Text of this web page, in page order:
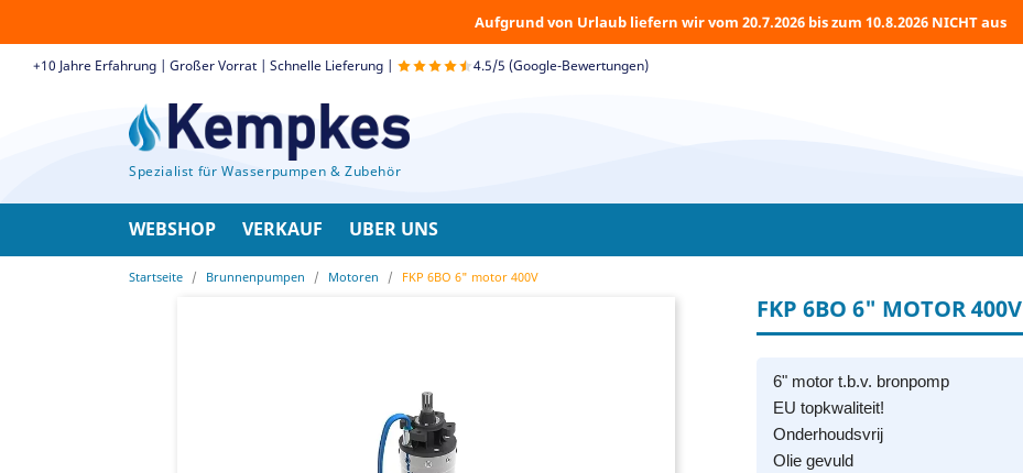
Aufgrund von Urlaub liefern wir vom 20.7.2026 bis zum 10.8.2026 NICHT aus
+10 Jahre Erfahrung | Großer Vorrat | Schnelle Lieferung | 4.5/5 (Google-Bewertungen)
Spezialist für Wasserpumpen & Zubehör
WEBSHOP VERKAUF UBER UNS
Startseite Brunnenpumpen Motoren FKP 6BO 6" motor 400V
FKP 6BO 6" MOTOR 400V
6" motor t.b.v. bronpomp
EU topkwaliteit!
Onderhoudsvrij
Olie gevuld